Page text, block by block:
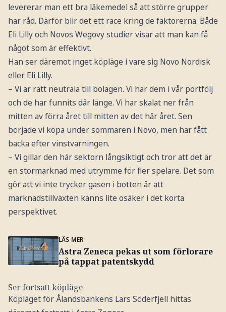
levererar man ett bra läkemedel så att större grupper
har råd. Därför blir det ett race kring de faktorerna. Både
Eli Lilly och Novos Wegovy studier visar att man kan få
något som är effektivt.
Han ser däremot inget köpläge i vare sig Novo Nordisk
eller Eli Lilly.
– Vi är rätt neutrala till bolagen. Vi har dem i vår portfölj
och de har funnits där länge. Vi har skalat ner från
mitten av förra året till mitten av det här året. Sen
började vi köpa under sommaren i Novo, men har fått
backa efter vinstvarningen.
– Vi gillar den här sektorn långsiktigt och tror att det är
en stormarknad med utrymme för fler spelare. Det som
gör att vi inte trycker gasen i botten är att
marknadstillväxten känns lite osäker i det korta
perspektivet.
LÄS MER
Astra Zeneca pekas ut som förlorare
på tappat patentskydd
Ser fortsatt köpläge
Köpläget för Ålandsbankens Lars Söderfjell hittas